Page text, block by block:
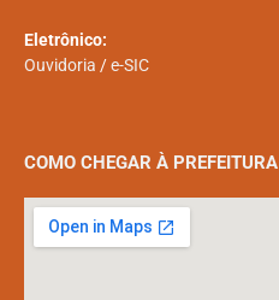
Eletrônico:
Ouvidoria /e-SIC
COMO CHEGAR À PREFEITURA